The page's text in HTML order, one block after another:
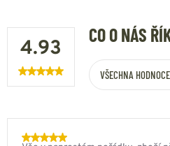
4.93
CO O NÁS
VŠECHNA